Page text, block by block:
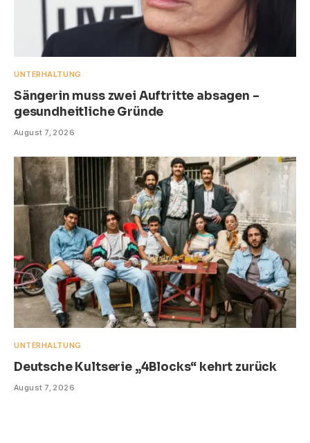
UNTERHALTUNG
Sängerin muss zwei Auftritte absagen –
gesundheitliche Gründe
August 7, 2026
UNTERHALTUNG
Deutsche Kultserie „4Blocks“ kehrt zurück
August 7, 2026